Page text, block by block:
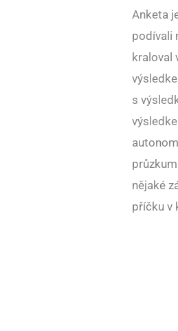
Anketa
podívali
kraloval
s
nějaké
příčku v